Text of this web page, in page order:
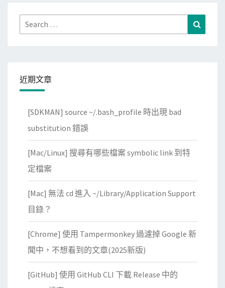
W
e
b
t
練
習
頁
的
透
測
試
Search
for:
近期文章
[SDKMAN] source ~/.bash_profile 時出現 bad
substitution 錯誤
[Mac/Linux] 搜尋有哪些檔案 symbolic link 到特
定檔案
[Mac] 無法 cd 進入 ~/Library/Application Support
目錄？
[Chrome] 使用 Tampermonkey 過濾掉 Google 新
聞中，不想看到的文章(2025新版)
[GitHub] 使用 GitHub CLI 下載 Release 中的